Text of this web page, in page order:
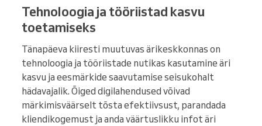
Tehnoloogia ja tööriistad kasvu
toetamiseks
Tänapäeva kiiresti muutuvas ärikeskkonnas on
tehnoloogia ja tööriistade nutikas kasutamine äri
kasvu ja eesmärkide saavutamise seisukohalt
hädavajalik. Õiged digilahendused võivad
märkimisväärselt tõsta efektiivsust, parandada
kliendikogemust ja anda väärtuslikku infot äri